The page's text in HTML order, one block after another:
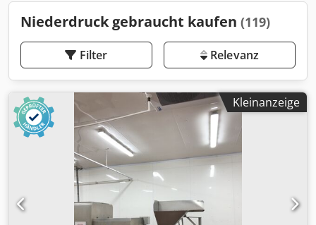
Niederdruck gebraucht kaufen (119)
Filter Relevanz
Kleinanzeige